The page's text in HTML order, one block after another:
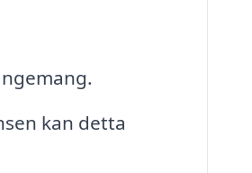
kan detta